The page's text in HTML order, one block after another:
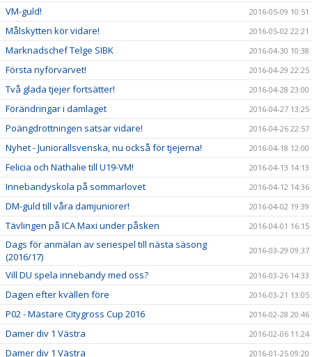
VM-guld! 2016-05-09 10:51
Målskytten kör vidare! 2016-05-02 22:21
Marknadschef Telge SIBK 2016-04-30 10:38
Första nyförvärvet! 2016-04-29 22:25
Två glada tjejer fortsätter! 2016-04-28 23:00
Förändringar i damlaget 2016-04-27 13:25
Poängdrottningen satsar vidare! 2016-04-26 22:57
Nyhet - Juniorallsvenska, nu också för tjejerna! 2016-04-18 12:00
Felicia och Nathalie till U19-VM! 2016-04-13 14:13
Innebandyskola på sommarlovet 2016-04-12 14:36
DM-guld till våra damjuniorer! 2016-04-02 19:39
Tävlingen på ICA Maxi under påsken 2016-04-01 16:15
Dags för anmälan av seriespel till nästa säsong
(2016/17)
2016-03-29 09:37
Vill DU spela innebandy med oss? 2016-03-26 14:33
Dagen efter kvällen före 2016-03-21 13:05
P02 - Mästare Citygross Cup 2016 2016-02-28 20:46
Damer div 1 Västra 2016-02-06 11:24
Damer div 1 Västra 2016-01-25 09:20